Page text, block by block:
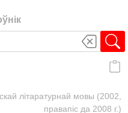
літаратурнай мовы (2002,
правапіс да 2008 г.)